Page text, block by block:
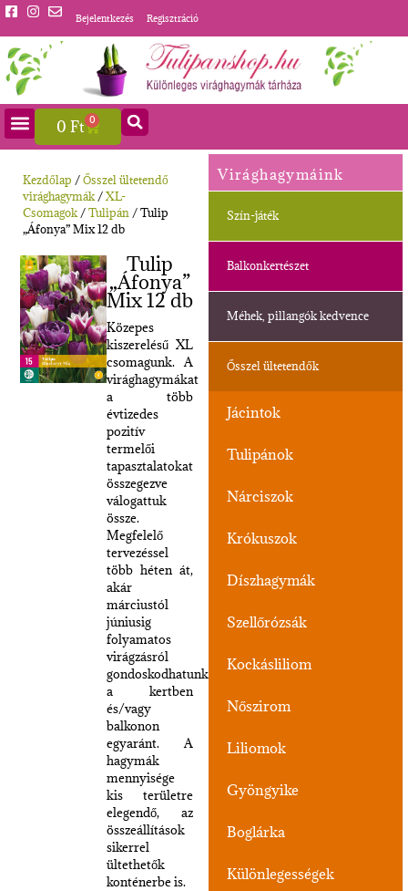
Bejelentkezés Regisztráció
0 Ft 0
Virághagymáink
Szín-játék
Balkonkertészet
Méhek, pillangók kedvence
Ősszel ültetendők
Jácintok
Tulipánok
Nárciszok
Krókuszok
Díszhagymák
Szellőrózsák
Kockásliliom
Nőszirom
Liliomok
Gyöngyike
Boglárka
Különlegességek
Kezdőlap /Ősszel ültetendő
virághagymák/XL-
Csomagok/Tulipán / Tulip
„Áfonya” Mix 12 db
Tulip
„Áfonya”
Mix 12 db
Közepes
kiszerelésű XL
csomagunk. A
virághagymákat
a több
évtizedes
pozitív
termelői
tapasztalatokat
összegezve
válogattuk
össze.
Megfelelő
tervezéssel
több héten át,
akár
márciustól
júniusig
folyamatos
virágzásról
gondoskodhatunk
a kertben
és/vagy
balkonon
egyaránt. A
hagymák
mennyisége
kis területre
elegendő, az
összeállítások
sikerrel
ültethetők
konténerbe is.